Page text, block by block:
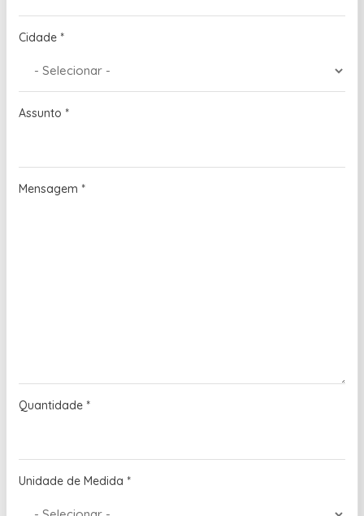
Cidade *
Assunto *
Mensagem *
Quantidade *
Unidade de Medida *